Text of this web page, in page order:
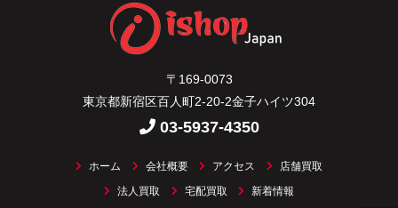
〒169-0073
東京都新宿区百人町2-20-2金子ハイツ304
03-5937-4350
ホーム 会社概要 アクセス 店舗買取
法人買取 宅配買取 新着情報